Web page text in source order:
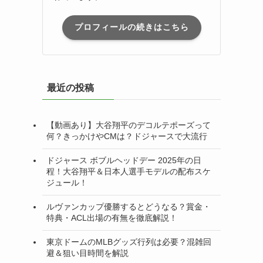
プロフィールの続きはこちら
最近の投稿
【動画あり】大谷翔平のデコルテポーズって
何？きっかけやCMは？ドジャースで大流行
ドジャース ボブルヘッドデー 2025年の日
程！大谷翔平＆日本人選手モデルの配布スケ
ジュール！
ルヴァンカップ優勝するとどうなる？賞金・
特典・ACL出場の有無を徹底解説！
東京ドームのMLBグッズ行列は必要？混雑回
避＆狙い目時間を解説